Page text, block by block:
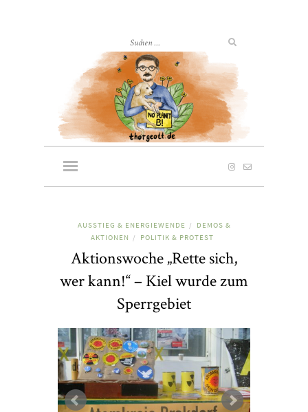
AUSSTIEG & ENERGIEWENDE /
DEMOS &
AKTIONEN
/ POLITIK & PROTEST
Aktionswoche „Rette sich,
wer kann!“ – Kiel wurde zum
Sperrgebiet